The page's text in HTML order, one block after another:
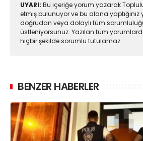
UYARI: Bu içeriğe yorum yazarak
etmiş bulunuyor ve bu alana
doğrudan veya dolaylı tüm
üstleniyorsunuz. Yazılan tüm
hiçbir şekilde sorumlu tutulamaz.
BENZER HABERLER